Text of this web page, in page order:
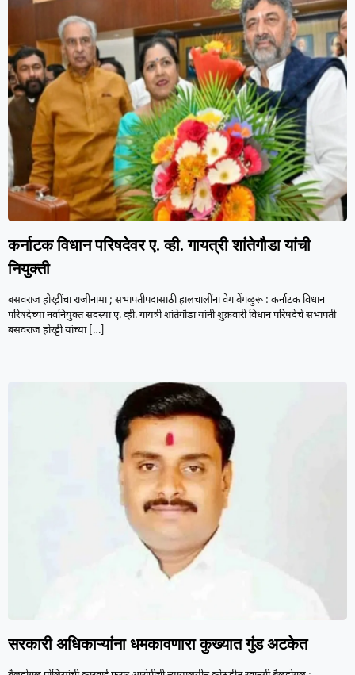
कर्नाटक विधान परिषदेवर ए. व्ही. गायत्री शांतेगौडा यांची
नियुक्ती
बसवराज होरट्टींचा राजीनामा ; सभापतीपदासाठी हालचालींना वेग बेंगळुरू : कर्नाटक विधान
परिषदेच्या नवनियुक्त सदस्या ए. व्ही. गायत्री शांतेगौडा यांनी शुक्रवारी विधान परिषदेचे सभापती
बसवराज होरट्टी यांच्या[…]
सरकारी अधिकाऱ्यांना धमकावणारा कुख्यात गुंड अटकेत